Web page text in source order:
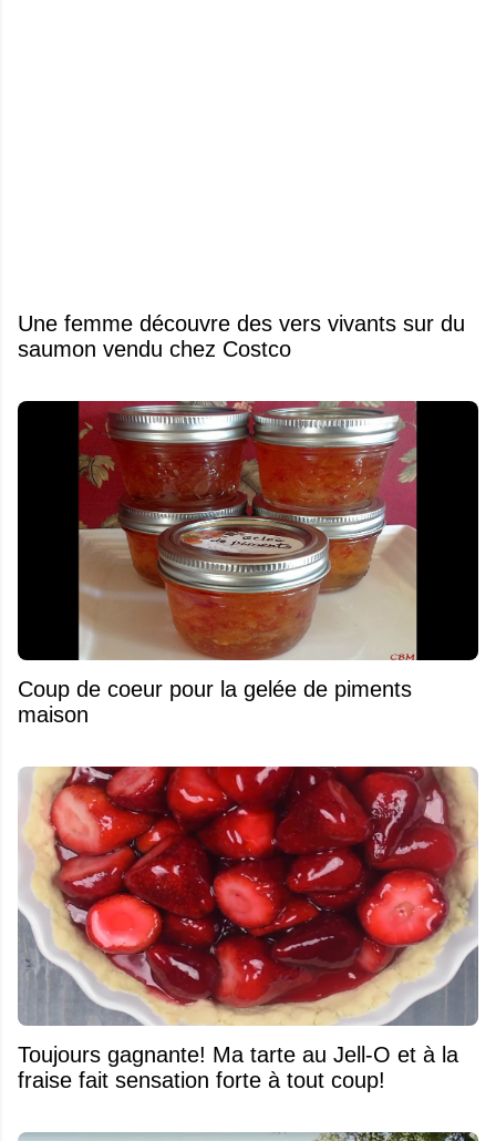
Une femme découvre des vers vivants sur du
saumon vendu chez Costco
Coup de coeur pour la gelée de piments
maison
Toujours gagnante! Ma tarte au Jell-O et à la
fraise fait sensation forte à tout coup!